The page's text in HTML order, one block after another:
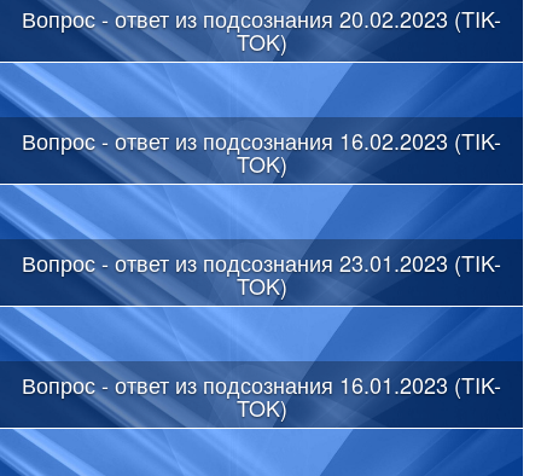
Вопрос - ответ из подсознания 20.02.2023 (TIK-
TOK)
Вопрос - ответ из подсознания 16.02.2023 (TIK-
TOK)
Вопрос - ответ из подсознания 23.01.2023 (TIK-
TOK)
Вопрос - ответ из подсознания 16.01.2023 (TIK-
TOK)